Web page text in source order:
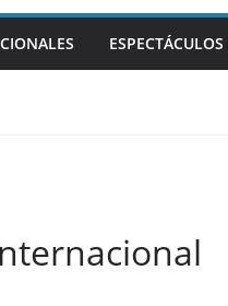
ESPECTÁCULOS